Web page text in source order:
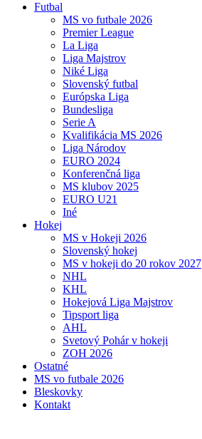
Futbal
MS vo futbale 2026
Premier League
La Liga
Liga Majstrov
Niké Liga
Slovenský futbal
Európska Liga
Bundesliga
Serie A
Kvalifikácia MS 2026
Liga Národov
EURO 2024
Konferenčná liga
MS klubov 2025
EURO U21
Iné
Hokej
MS v Hokeji 2026
Slovenský hokej
MS v hokeji do 20 rokov 2027
NHL
KHL
Hokejová Liga Majstrov
Tipsport liga
AHL
Svetový Pohár v hokeji
ZOH 2026
Ostatné
MS vo futbale 2026
Bleskovky
Kontakt